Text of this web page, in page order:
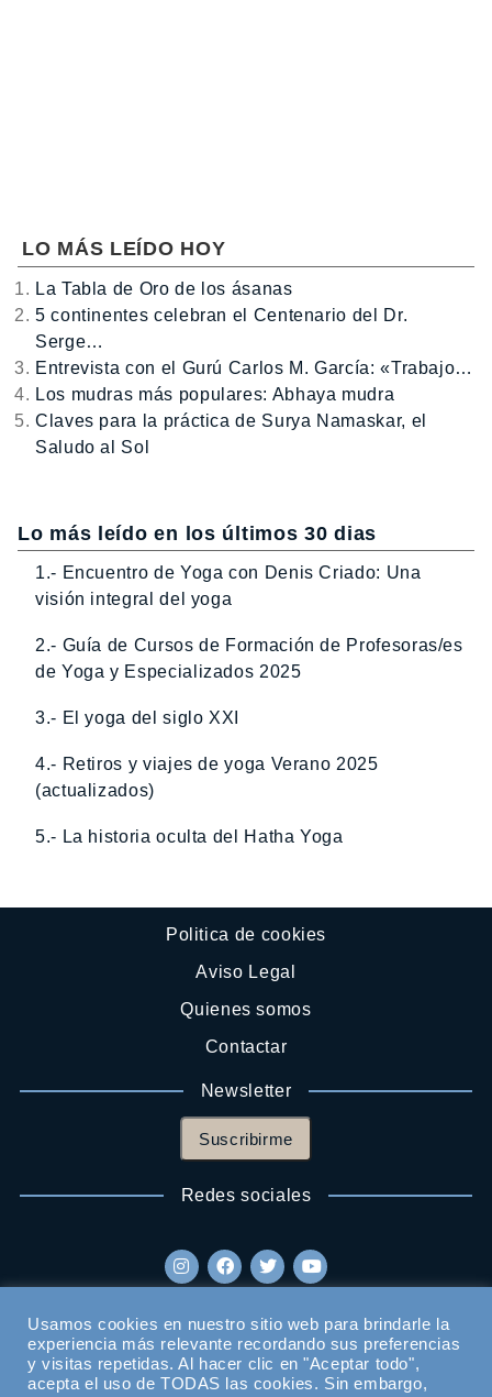
LO MÁS LEÍDO HOY
La Tabla de Oro de los ásanas
5 continentes celebran el Centenario del Dr.
Serge…
Entrevista con el Gurú Carlos M. García: «Trabajo…
Los mudras más populares: Abhaya mudra
Claves para la práctica de Surya Namaskar, el
Saludo al Sol
Lo más leído en los últimos 30 dias
1.- Encuentro de Yoga con Denis Criado: Una
visión integral del yoga
2.- Guía de Cursos de Formación de Profesoras/es
de Yoga y Especializados 2025
3.- El yoga del siglo XXI
4.- Retiros y viajes de yoga Verano 2025
(actualizados)
5.- La historia oculta del Hatha Yoga
Politica de cookies
Aviso Legal
Quienes somos
Contactar
Newsletter
Suscribirme
Redes sociales
Usamos cookies en nuestro sitio web para brindarle la
experiencia más relevante recordando sus preferencias
y visitas repetidas. Al hacer clic en "Aceptar todo",
acepta el uso de TODAS las cookies. Sin embargo,